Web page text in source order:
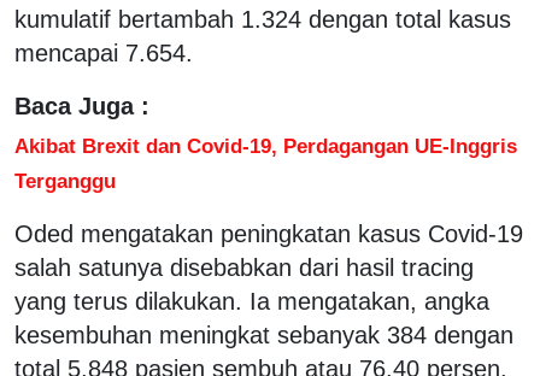
kumulatif bertambah 1.324 dengan total kasus
mencapai 7.654.
Baca Juga :
Akibat Brexit dan Covid-19, Perdagangan UE-Inggris
Terganggu
Oded mengatakan peningkatan kasus Covid-19
salah satunya disebabkan dari hasil tracing
yang terus dilakukan. Ia mengatakan, angka
kesembuhan meningkat sebanyak 384 dengan
total 5.848 pasien sembuh atau 76.40 persen.